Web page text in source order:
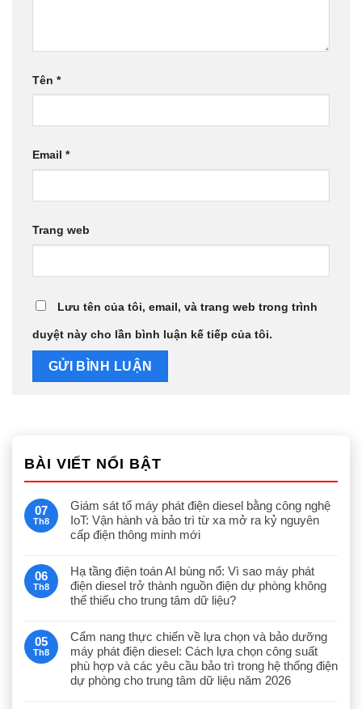
Tên *
Email *
Trang web
Lưu tên của tôi, email, và trang web trong trình
duyệt này cho lần bình luận kế tiếp của tôi.
BÀI VIẾT NỔI BẬT
07
Th8
Giám sát tổ máy phát điện diesel bằng công nghệ
IoT: Vận hành và bảo trì từ xa mở ra kỷ nguyên
cấp điện thông minh mới
06
Th8
Hạ tầng điện toán AI bùng nổ: Vì sao máy phát
điện diesel trở thành nguồn điện dự phòng không
thể thiếu cho trung tâm dữ liệu?
05
Th8
Cẩm nang thực chiến về lựa chọn và bảo dưỡng
máy phát điện diesel: Cách lựa chọn công suất
phù hợp và các yêu cầu bảo trì trong hệ thống điện
dự phòng cho trung tâm dữ liệu năm 2026